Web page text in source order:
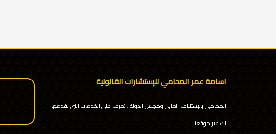
اسامة عمر المحامي للإستشارات القانونية
المحامي بالإستئناف العالى ومجلس الدولة , تعرف على الخدمات التى نقدمها
لك عبر موقعنا